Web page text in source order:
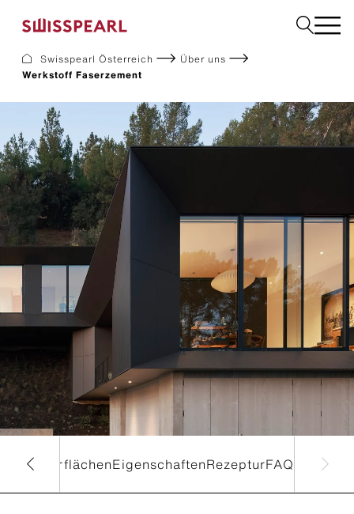
Über uns
Inspiration
Dach zurück-Aktion
Nachhaltigkeit
Karriere
Dach
Fassade
Solar
Interior
Garten
Fachbetrieb finden
Swisspearl Österreich
Über uns
Werkstoff Faserzement
OberflächenEigenschaftenRezepturFAQ